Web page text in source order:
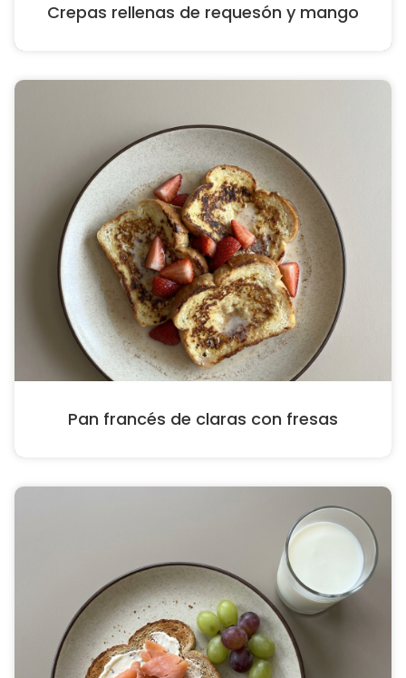
Crepas rellenas de requesón y mango
Pan francés de claras con fresas